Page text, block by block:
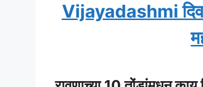
Vijayadashmi